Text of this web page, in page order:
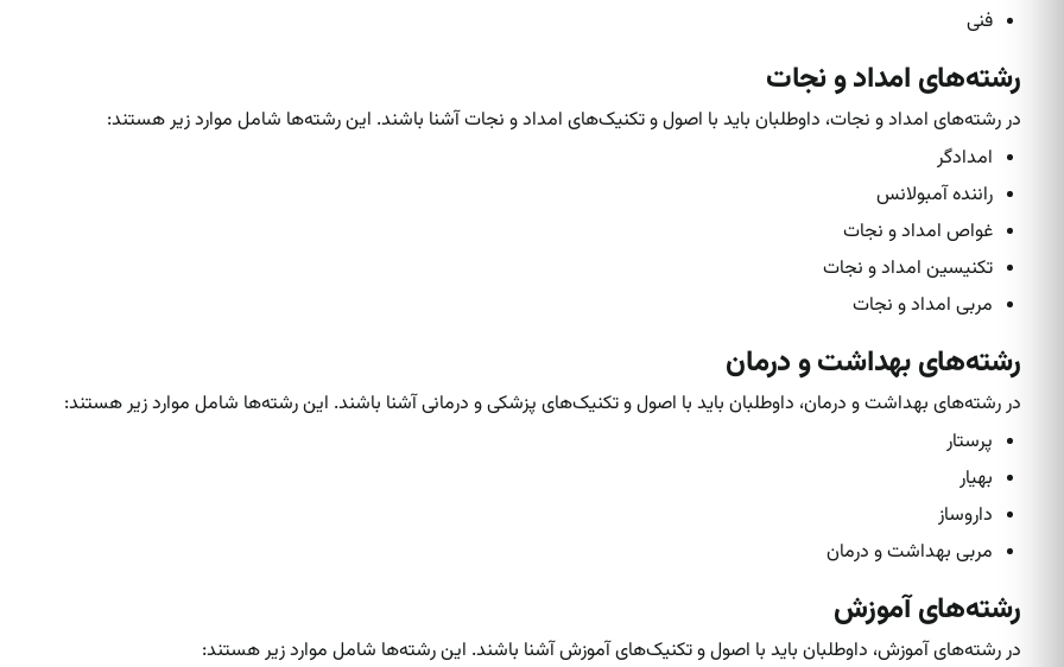
فنی
رشته‌های امداد و نجات
در رشته‌های امداد و نجات، داوطلبان باید با اصول و تکنیک‌های امداد و نجات آشنا باشند. این رشته‌ها شامل موارد زیر هستند:
امدادگر
راننده آمبولانس
غواص امداد و نجات
تکنیسین امداد و نجات
مربی امداد و نجات
رشته‌های بهداشت و درمان
در رشته‌های بهداشت و درمان، داوطلبان باید با اصول و تکنیک‌های پزشکی و درمانی آشنا باشند. این رشته‌ها شامل موارد زیر هستند:
پرستار
بهیار
داروساز
مربی بهداشت و درمان
رشته‌های آموزش
در رشته‌های آموزش، داوطلبان باید با اصول و تکنیک‌های آموزش آشنا باشند. این رشته‌ها شامل موارد زیر هستند: